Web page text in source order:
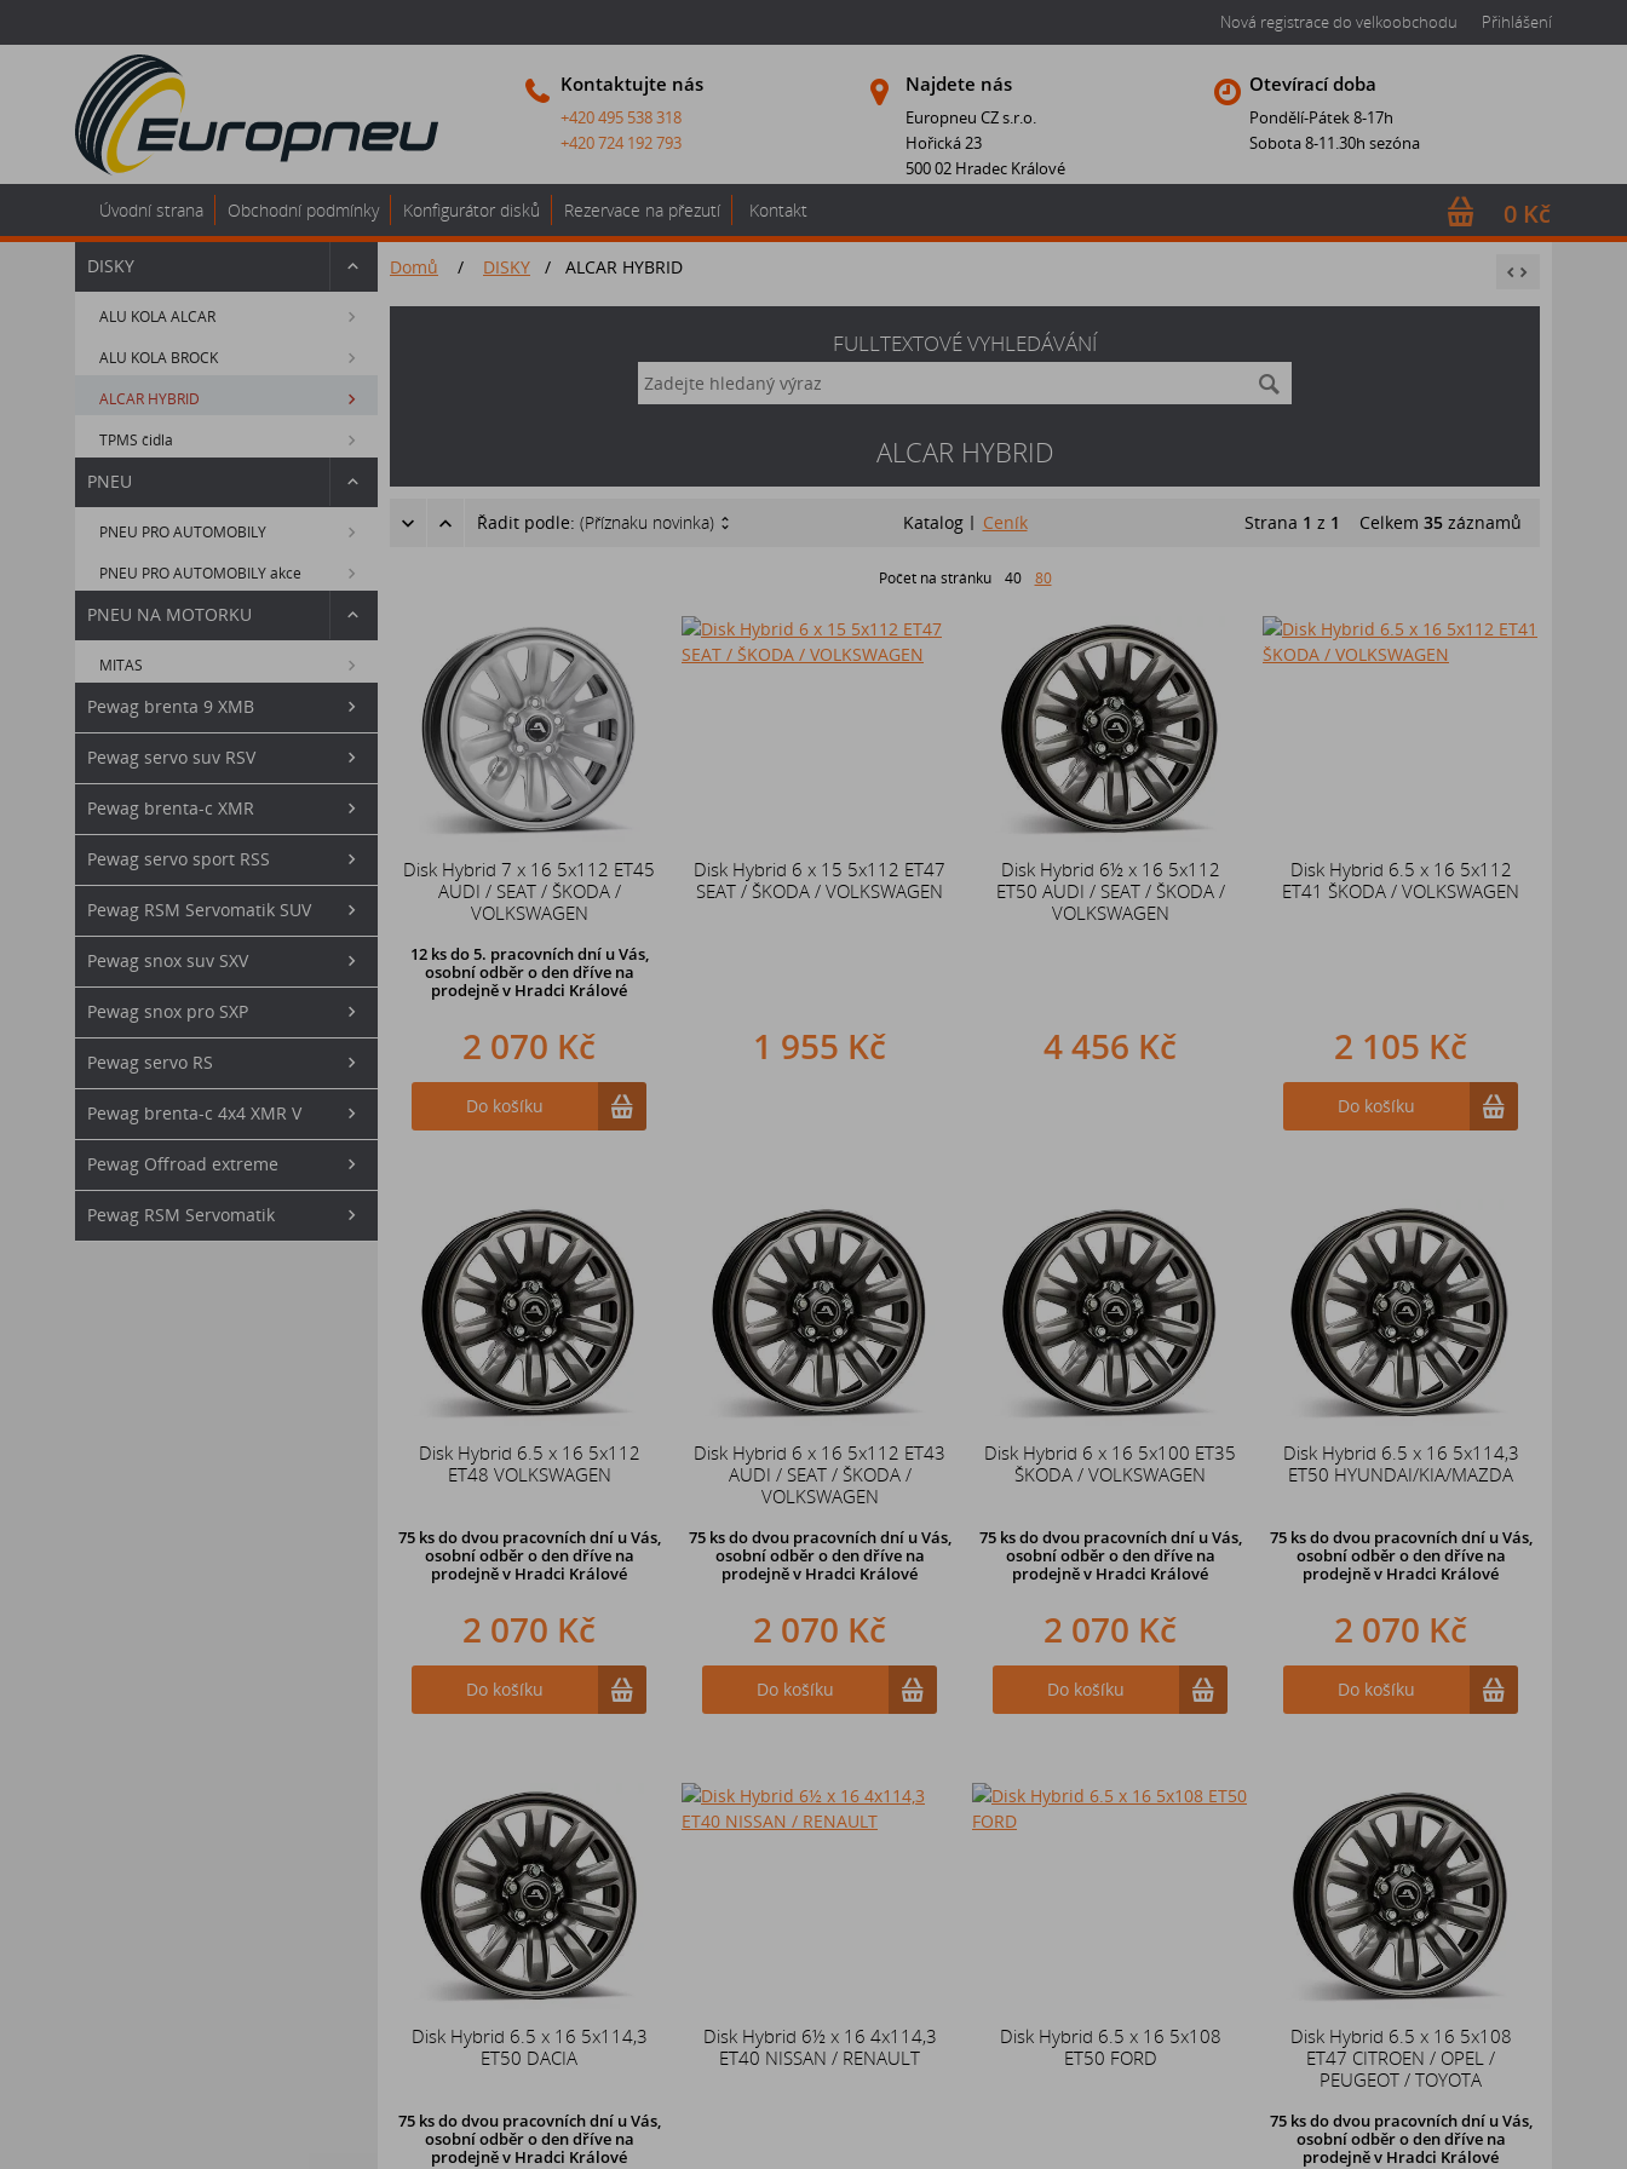
Nová registrace do velkoobchodu Přihlášení
Kontaktujte nás
+420 495 538 318
+420 724 192 793
Najdete nás
Europneu CZ s.r.o.
Hořická 23
500 02 Hradec Králové
Otevírací doba
Pondělí-Pátek 8-17h
Sobota 8-11.30h sezóna
0 Kč
Úvodní strana Obchodní podmínky Konfigurátor disků Rezervace na přezutí Kontakt
DISKY
ALU KOLA ALCAR
ALU KOLA BROCK
ALCAR HYBRID
TPMS čidla
PNEU
PNEU PRO AUTOMOBILY
PNEU PRO AUTOMOBILY akce
PNEU NA MOTORKU
MITAS
Pewag brenta 9 XMB
Pewag servo suv RSV
Pewag brenta-c XMR
Pewag servo sport RSS
Pewag RSM Servomatik SUV
Pewag snox suv SXV
Pewag snox pro SXP
Pewag servo RS
Pewag brenta-c 4x4 XMR V
Pewag Offroad extreme
Pewag RSM Servomatik
Domů / DISKY / ALCAR HYBRID
FULLTEXTOVÉ VYHLEDÁVÁNÍ
ALCAR HYBRID
Řadit podle: (Příznaku novinka) Katalog Ceník Strana 1 z 1 Celkem 35 záznamů
Počet na stránku 40 80
Disk Hybrid 7 x 16 5x112 ET45
AUDI / SEAT / ŠKODA /
VOLKSWAGEN
12 ks do 5. pracovních dní u Vás,
osobní odběr o den dříve na
prodejněv Hradci Králové
2 070 Kč
Do košíku
Disk Hybrid 6 x 15 5x112 ET47
SEAT / ŠKODA / VOLKSWAGEN
1 955 Kč
Disk Hybrid 6½ x 16 5x112
ET50 AUDI / SEAT / ŠKODA /
VOLKSWAGEN
4 456 Kč
Disk Hybrid 6.5 x 16 5x112
ET41 ŠKODA / VOLKSWAGEN
2 105 Kč
Do košíku
Disk Hybrid 6.5 x 16 5x112
ET48 VOLKSWAGEN
75 ks do dvou pracovních dní u Vás,
osobní odběr o den dřívena
prodejně v Hradci Králové
2 070 Kč
Do košíku
Disk Hybrid 6 x 16 5x112 ET43
AUDI / SEAT / ŠKODA /
VOLKSWAGEN
75 ks do dvou pracovních dní u Vás,
osobní odběr o den dřívena
prodejně v Hradci Králové
2 070 Kč
Do košíku
Disk Hybrid 6 x 16 5x100 ET35
ŠKODA / VOLKSWAGEN
75 ks do dvou pracovních dní u Vás,
osobní odběr o den dřívena
prodejně v Hradci Králové
2 070 Kč
Do košíku
Disk Hybrid 6.5 x 16 5x114,3
ET50 HYUNDAI/KIA/MAZDA
75 ks do dvou pracovních dní u Vás,
osobní odběr o den dřívena
prodejně v Hradci Králové
2 070 Kč
Do košíku
Disk Hybrid 6.5 x 16 5x114,3
ET50 DACIA
75 ks do dvou pracovních dní u Vás,
osobní odběr o den dřívena
prodejně v Hradci Králové
Disk Hybrid 6½ x 16 4x114,3
ET40 NISSAN / RENAULT
Disk Hybrid 6.5 x 16 5x108
ET50 FORD
Disk Hybrid 6.5 x 16 5x108
ET47 CITROEN / OPEL /
PEUGEOT / TOYOTA
75 ks do dvou pracovních dní u Vás,
osobní odběr o den dřívena
prodejně v Hradci Králové